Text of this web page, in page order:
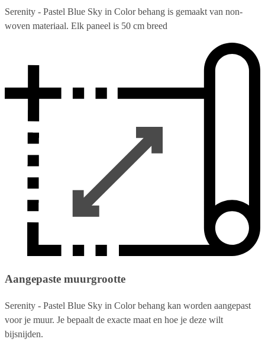
Serenity - Pastel Blue Sky in Color behang is gemaakt van non-
woven materiaal. Elk paneel is 50 cm breed
Aangepaste muurgrootte
Serenity - Pastel Blue Sky in Color behang kan worden aangepast
voor je muur. Je bepaalt de exacte maat en hoe je deze wilt
bijsnijden.